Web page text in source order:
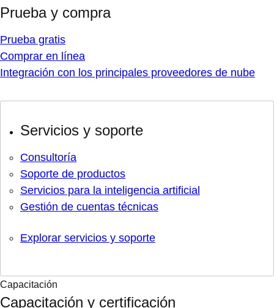
Prueba y compra
Prueba gratis
Comprar en línea
Integración con los principales proveedores de nube
Servicios y soporte
Consultoría
Soporte de productos
Servicios para la inteligencia artificial
Gestión de cuentas técnicas
Explorar servicios y soporte
Capacitación
Capacitación y certificación